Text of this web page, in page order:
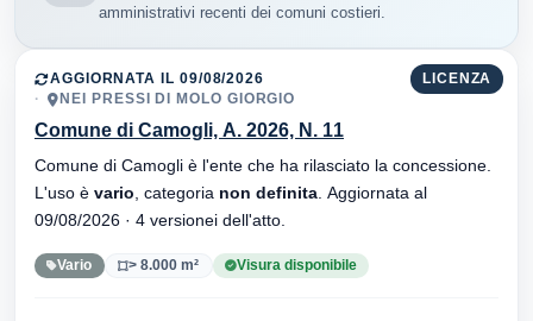
amministrativi recenti dei comuni costieri.
LICENZA
AGGIORNATA IL 09/08/2026
NEI PRESSI DI MOLO GIORGIO
Comune di Camogli, A. 2026, N. 11
Comune di Camogli è l'ente che ha rilasciato la concessione.
L'uso è vario , categoria non definita
09/08/2026 · 4 versionei dell'atto.
Vario > 8.000 m² Visura disponibile